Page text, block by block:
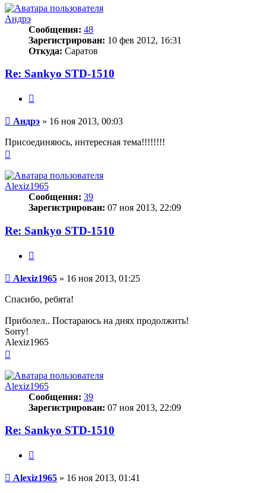
началу
Андрэ
Сообщения: 48
Зарегистрирован: 10 фев 2012, 16:31
Откуда: Саратов
Re: Sankyo STD-1510
Сообщение
Андрэ » 16 ноя 2013, 00:03
Присоединяюсь, интересная тема!!!!!!!!
началу
Alexiz1965
Сообщения: 39
Зарегистрирован: 07 ноя 2013, 22:09
Re: Sankyo STD-1510
Сообщение
Alexiz1965 » 16 ноя 2013, 01:25
Спасибо, ребята!
Приболел.. Постараюсь на днях продолжить!
Sorry!
Alexiz1965
началу
Alexiz1965
Сообщения: 39
Зарегистрирован: 07 ноя 2013, 22:09
Re: Sankyo STD-1510
Сообщение
Alexiz1965 » 16 ноя 2013, 01:41